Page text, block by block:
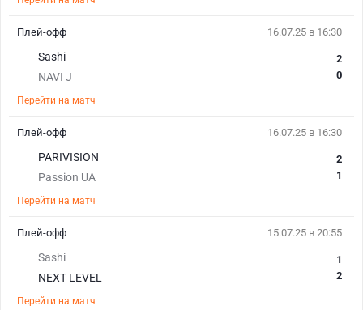
16.07.25 в 16:30
Sashi
NAVI J
2
0
Перейти на матч
Плей-офф
16.07.25 в 16:30
PARIVISION
Passion UA
2
1
Перейти на матч
Плей-офф
15.07.25 в 20:55
Sashi
NEXT LEVEL
1
2
Перейти на матч
Плей-офф